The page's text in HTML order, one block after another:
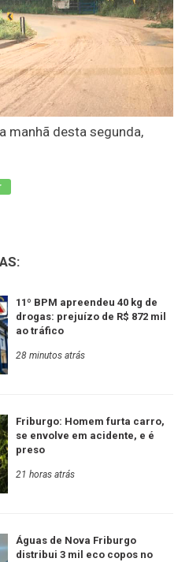
manhã desta segunda,
11º BPM apreendeu 40 kg de
drogas: prejuízo de R$ 872 mil
ao tráfico
28 minutos atrás
Friburgo: Homem furta carro,
se envolve em acidente, e é
preso
21 horas atrás
Águas de Nova Friburgo
distribui 3 mil eco copos no